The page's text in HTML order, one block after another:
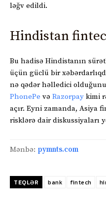
ləğv edildi.
Hindistan
Bu hadisə Hindistanın
üçün güclü bir
nə qədər həlledici
PhonePe və Razorpay kimi
açır. Eyni zamanda, Asiya
risklərə dair diskussiyaları
Mənbə: pymnts.com
TEQLƏR bank fintech